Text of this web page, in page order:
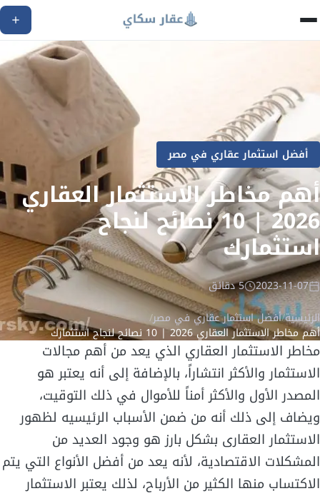
أفضل استثمار عقاري في مصر
أهم مخاطر الاستثمار العقاري
2026 | 10 نصائح لنجاح
استثمارك
2023-11-07 5 دقائق
الرئيسية/أفضل استثمار عقاري في مصر/
أهم مخاطر الاستثمار العقاري 2026 | 10 نصائح لنجاح استثمارك
مخاطر الاستثمار العقاري الذي يعد من أهم مجالات
الاستثمار والأكثر انتشاراً، بالإضافة إلى أنه يعتبر هو
المصدر الأول والأكثر أمناً للأموال في ذلك التوقيت،
ويضاف إلى ذلك أنه من ضمن الأسباب الرئيسيه لظهور
الاستثمار العقارى بشكل بارز هو وجود العديد من
المشكلات الاقتصادية، لأنه يعد من أفضل الأنواع التي يتم
الاكتساب منها الكثير من الأرباح، لذلك يعتبر الاستثمار